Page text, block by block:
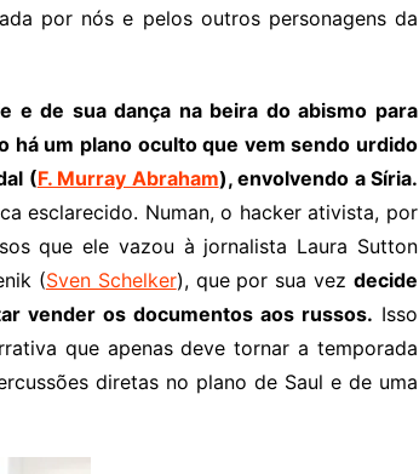
por nós e pelos outros personagens da
e de sua dança na beira do abismo para
há um plano oculto que vem sendo urdido
(F. Murray Abraham), envolvendo a Síria.
esclarecido. Numan, o hacker ativista, por
que ele vazou à jornalista Laura Sutton
(Sven Schelker), que por sua vezdecide
vender os documentos aos russos. Isso
que apenas deve tornar a temporada
diretas no plano de Saul e de uma